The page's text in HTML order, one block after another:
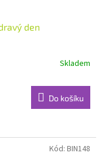
den
Skladem
Do košíku
Kód: BIN148